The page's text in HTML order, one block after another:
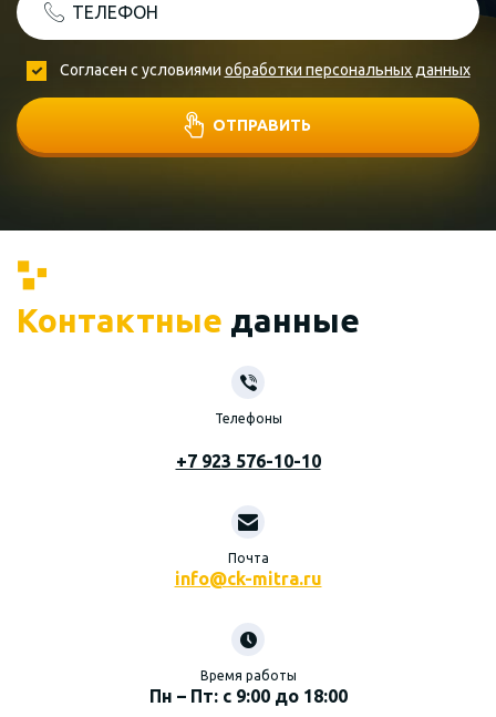
ТЕЛЕФОН
Согласен с условиями обработки персональных данных
ОТПРАВИТЬ
Контактные данные
Телефоны
+7 923 576-10-10
Почта
info@ck-mitra.ru
Время работы
Пн – Пт: с 9:00 до 18:00